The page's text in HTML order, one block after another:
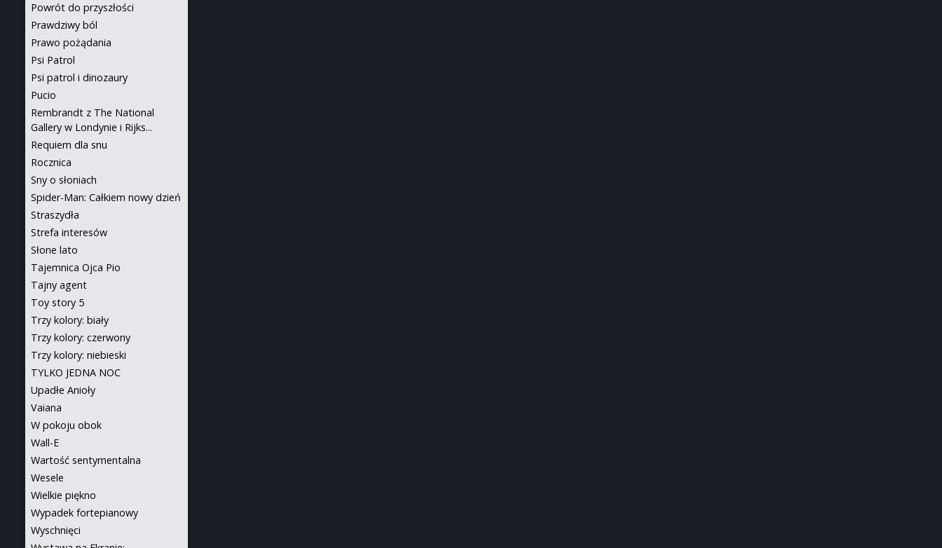
Powrót do przyszłości
Prawdziwy ból
Prawo pożądania
Psi Patrol
Psi patrol i dinozaury
Pucio
Rembrandt z The National
Gallery w Londynie i Rijks...
Requiem dla snu
Rocznica
Sny o słoniach
Spider-Man: Całkiem nowy dzień
Straszydła
Strefa interesów
Słone lato
Tajemnica Ojca Pio
Tajny agent
Toy story 5
Trzy kolory: biały
Trzy kolory: czerwony
Trzy kolory: niebieski
TYLKO JEDNA NOC
Upadłe Anioły
Vaiana
W pokoju obok
Wall-E
Wartość sentymentalna
Wesele
Wielkie piękno
Wypadek fortepianowy
Wyschnięci